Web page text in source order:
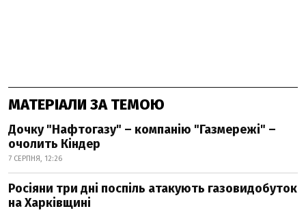
МАТЕРІАЛИ ЗА ТЕМОЮ
Дочку "Нафтогазу" – компанію "Газмережі" –
очолить Кіндер
7 СЕРПНЯ, 12:26
Росіяни три дні поспіль атакують газовидобуток
на Харківщині